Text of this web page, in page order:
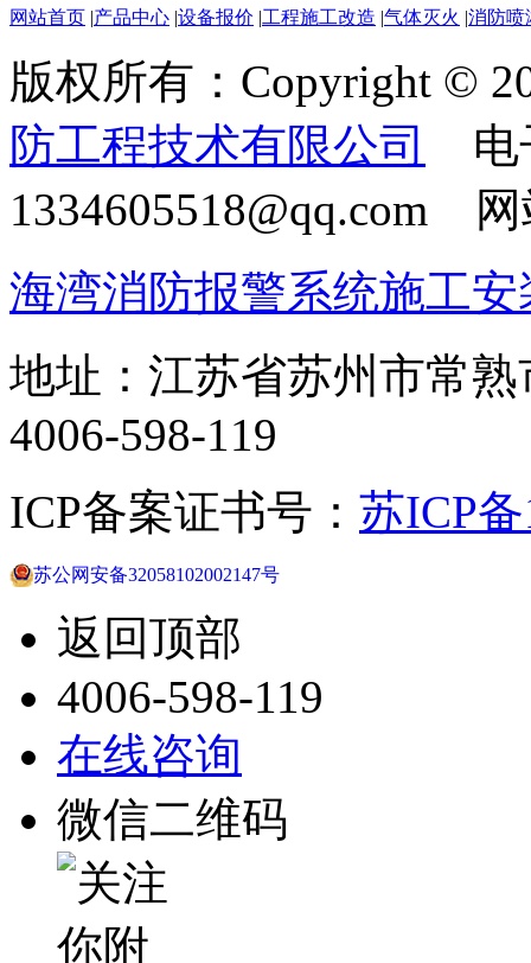
网站首页 |产品中心 |设备报价 |工程施工改造 |气体灭火 |消防喷
版权所有：Copyright ©
防工程技术有限公司
电
1334605518@qq.com
海湾消防报警系统施工
地址：江苏省苏州市常
4006-598-119
ICP备案证书号： 苏ICP
苏公网安备32058102002147号
返回顶部
4006-598-119
在线咨询
微信二维码